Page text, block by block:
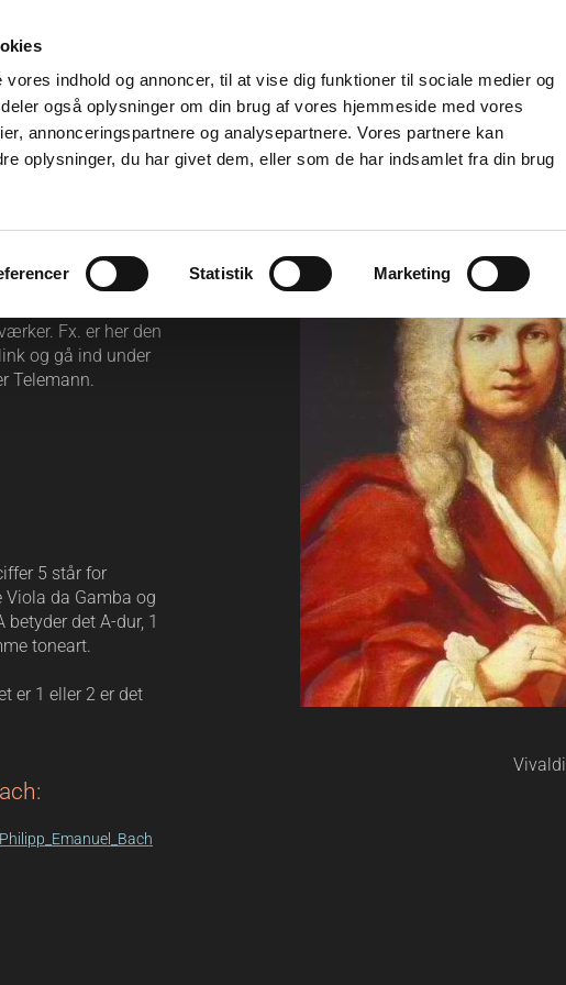
indhold og annoncer, til at vise dig funktioner til sociale medier og
også oplysninger om din brug af vores hjemmeside med vores
annonceringspartnere og analysepartnere. Vores partnere kan
oplysninger, du har givet dem, eller som de har indsamlet fra din brug
Statistik Marketing
Fx. er her den
og gå ind under
Telemann.
5 står for
da Gamba og
det A-dur, 1
toneart.
er 1 eller 2 er det
Vivaldi